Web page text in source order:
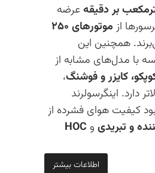
عرضه
از
موتورهای ۲۵۰
همچنین این
با مدل‌های مشابه از
کایزر و فوشنگ،
دارد. اینگرسولرند
کیفیت هوای فشرده از
و تبریدی و HOC
اطلاعات بیشتر